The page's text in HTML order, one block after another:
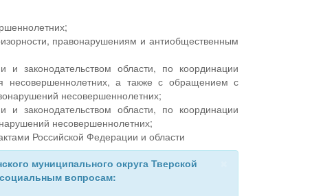
правонарушениям и антиобщественным
и законодательством области, по координации
несовершеннолетних, а также с обращением с
несовершеннолетних;
и законодательством области, по координации
несовершеннолетних;
Российской Федерации и области
муниципального округа Тверской
вопросам: